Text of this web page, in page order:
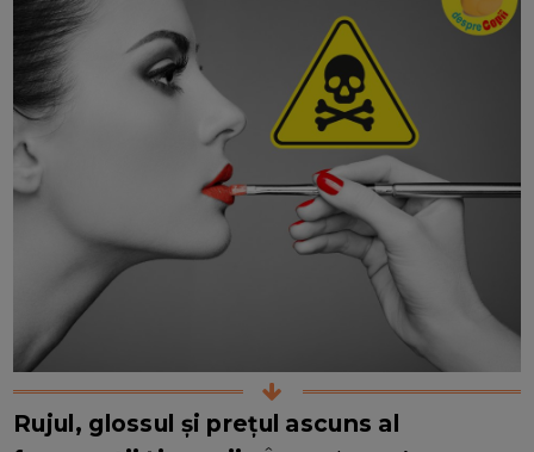
Rujul, glossul și prețul ascuns al